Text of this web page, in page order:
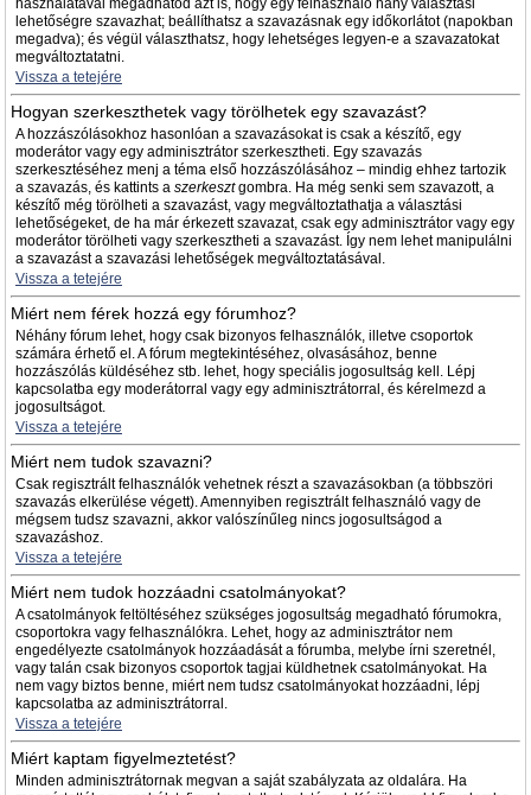
használatával megadhatod azt is, hogy egy felhasználó hány választási
lehetőségre szavazhat; beállíthatsz a szavazásnak egy időkorlátot (napokban
megadva); és végül választhatsz, hogy lehetséges legyen-e a szavazatokat
megváltoztatatni.
Vissza a tetejére
Hogyan szerkeszthetek vagy törölhetek egy szavazást?
A hozzászólásokhoz hasonlóan a szavazásokat is csak a készítő, egy
moderátor vagy egy adminisztrátor szerkesztheti. Egy szavazás
szerkesztéséhez menj a téma első hozzászólásához – mindig ehhez tartozik
a szavazás, és kattints a szerkesztgombra. Ha még senki sem szavazott, a
készítő még törölheti a szavazást, vagy megváltoztathatja a választási
lehetőségeket, de ha már érkezett szavazat, csak egy adminisztrátor vagy egy
moderátor törölheti vagy szerkesztheti a szavazást. Így nem lehet manipulálni
a szavazást a szavazási lehetőségek megváltoztatásával.
Vissza a tetejére
Miért nem férek hozzá egy fórumhoz?
Néhány fórum lehet, hogy csak bizonyos felhasználók, illetve csoportok
számára érhető el. A fórum megtekintéséhez, olvasásához, benne
hozzászólás küldéséhez stb. lehet, hogy speciális jogosultság kell. Lépj
kapcsolatba egy moderátorral vagy egy adminisztrátorral, és kérelmezd a
jogosultságot.
Vissza a tetejére
Miért nem tudok szavazni?
Csak regisztrált felhasználók vehetnek részt a szavazásokban (a többszöri
szavazás elkerülése végett). Amennyiben regisztrált felhasználó vagy de
mégsem tudsz szavazni, akkor valószínűleg nincs jogosultságod a
szavazáshoz.
Vissza a tetejére
Miért nem tudok hozzáadni csatolmányokat?
A csatolmányok feltöltéséhez szükséges jogosultság megadható fórumokra,
csoportokra vagy felhasználókra. Lehet, hogy az adminisztrátor nem
engedélyezte csatolmányok hozzáadását a fórumba, melybe írni szeretnél,
vagy talán csak bizonyos csoportok tagjai küldhetnek csatolmányokat. Ha
nem vagy biztos benne, miért nem tudsz csatolmányokat hozzáadni, lépj
kapcsolatba az adminisztrátorral.
Vissza a tetejére
Miért kaptam figyelmeztetést?
Minden adminisztrátornak megvan a saját szabályzata az oldalára. Ha